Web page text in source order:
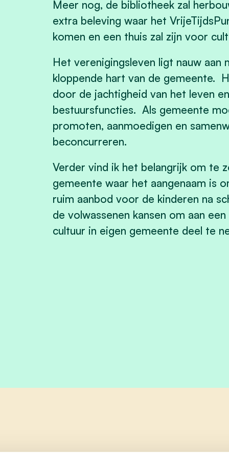
Meer nog, de bibliotheek zal
extra beleving waar het
komen en een thuis zal zijn voor
Het verenigingsleven ligt nauw
kloppende hart van de gemeente.
door de jachtigheid van het leven
bestuursfuncties. Als gemeente
promoten, aanmoedigen en
beconcurreren.
Verder vind ik het belangrijk om te
gemeente waar het aangenaam is
ruim aanbod voor de kinderen na
de volwassenen kansen om aan
cultuur in eigen gemeente deel te